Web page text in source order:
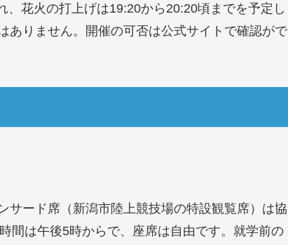
花火の打上げは19:20から20:20頃までを予定し
ありません。開催の可否は公式サイトで確認がで
サード席（新潟市陸上競技場の特設観覧席）は協
間は午後5時からで、座席は自由です。就学前の